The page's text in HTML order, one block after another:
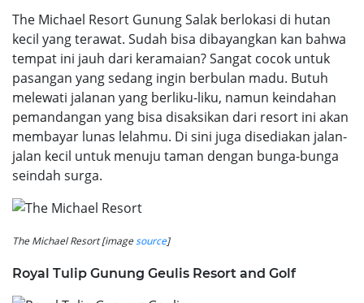
The Michael Resort Gunung Salak berlokasi di hutan
kecil yang terawat. Sudah bisa dibayangkan kan bahwa
tempat ini jauh dari keramaian? Sangat cocok untuk
pasangan yang sedang ingin berbulan madu. Butuh
melewati jalanan yang berliku-liku, namun keindahan
pemandangan yang bisa disaksikan dari resort ini akan
membayar lunas lelahmu. Di sini juga disediakan jalan-
jalan kecil untuk menuju taman dengan bunga-bunga
seindah surga.
The Michael Resort [imagesource]
Royal Tulip Gunung Geulis Resort and Golf